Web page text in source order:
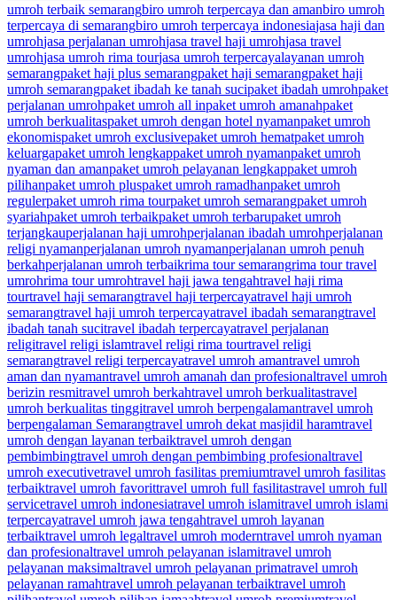
umroh terbaik semarangbiro umroh terpercaya dan amanbiro umroh
terpercaya di semarangbiro umroh terpercaya indonesiajasa haji dan
umrohjasa perjalanan umrohjasa travel haji umrohjasa travel
umrohjasa umroh rima tourjasa umroh terpercayalayanan umroh
semarangpaket haji plus semarangpaket haji semarangpaket haji
umroh semarangpaket ibadah ke tanah sucipaket ibadah umrohpaket
perjalanan umrohpaket umroh all inpaket umroh amanahpaket
umroh berkualitaspaket umroh dengan hotel nyamanpaket umroh
ekonomispaket umroh exclusivepaket umroh hematpaket umroh
keluargapaket umroh lengkappaket umroh nyamanpaket umroh
nyaman dan amanpaket umroh pelayanan lengkappaket umroh
pilihanpaket umroh pluspaket umroh ramadhanpaket umroh
regulerpaket umroh rima tourpaket umroh semarangpaket umroh
syariahpaket umroh terbaikpaket umroh terbarupaket umroh
terjangkauperjalanan haji umrohperjalanan ibadah umrohperjalanan
religi nyamanperjalanan umroh nyamanperjalanan umroh penuh
berkahperjalanan umroh terbaikrima tour semarangrima tour travel
umrohrima tour umrohtravel haji jawa tengahtravel haji rima
tourtravel haji semarangtravel haji terpercayatravel haji umroh
semarangtravel haji umroh terpercayatravel ibadah semarangtravel
ibadah tanah sucitravel ibadah terpercayatravel perjalanan
religitravel religi islamtravel religi rima tourtravel religi
semarangtravel religi terpercayatravel umroh amantravel umroh
aman dan nyamantravel umroh amanah dan profesionaltravel umroh
berizin resmitravel umroh berkahtravel umroh berkualitastravel
umroh berkualitas tinggitravel umroh berpengalamantravel umroh
berpengalaman Semarangtravel umroh dekat masjidil haramtravel
umroh dengan layanan terbaiktravel umroh dengan
pembimbingtravel umroh dengan pembimbing profesionaltravel
umroh executivetravel umroh fasilitas premiumtravel umroh fasilitas
terbaiktravel umroh favorittravel umroh full fasilitastravel umroh full
servicetravel umroh indonesiatravel umroh islamitravel umroh islami
terpercayatravel umroh jawa tengahtravel umroh layanan
terbaiktravel umroh legaltravel umroh moderntravel umroh nyaman
dan profesionaltravel umroh pelayanan islamitravel umroh
pelayanan maksimaltravel umroh pelayanan primatravel umroh
pelayanan ramahtravel umroh pelayanan terbaiktravel umroh